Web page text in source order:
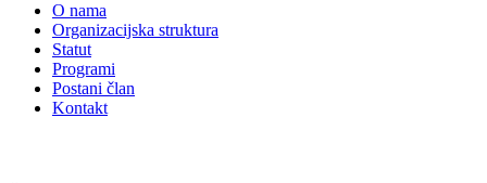
O nama
Organizacijska struktura
Statut
Programi
Postani član
Kontakt